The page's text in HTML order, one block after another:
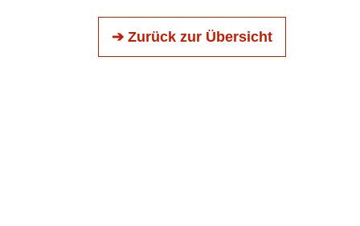
➔ Zurück zur Übersicht